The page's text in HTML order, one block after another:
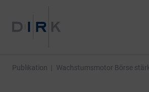
Publikation | Wachstumsmotor Börse